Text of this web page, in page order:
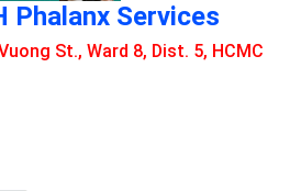
Phalanx Services
St., Ward 8, Dist. 5, HCMC